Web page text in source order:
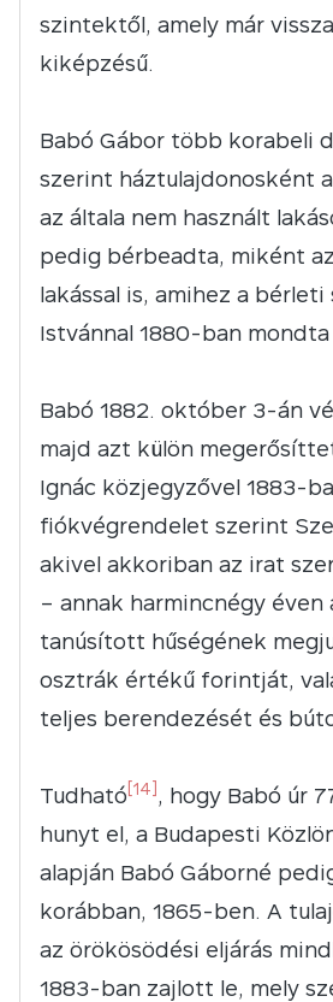
szintektől, amely már
kiképzésű.
Babó Gábor több korabeli
szerint háztulajdonosként
az általa nem használt
pedig bérbeadta, miként
lakással is, amihez a
Istvánnal 1880-ban
Babó 1882. október 3-án
majd azt külön
Ignác közjegyzővel 1883-
fiókvégrendelet szerint
akivel akkoriban az irat
– annak harmincnégy éven
tanúsított hűségének
osztrák értékű forintját,
teljes berendezését és
Tudható [14] , hogy Babó úr
hunyt el, a Budapesti
alapján Babó Gáborné
korábban, 1865-ben. A
az örökösödési eljárás
1883-ban zajlott le, mely